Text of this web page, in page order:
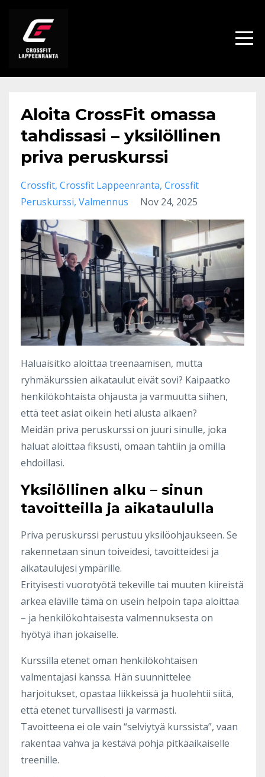
Aloita CrossFit omassa
tahdissasi – yksilöllinen
priva peruskurssi
Crossfit Crossfit Lappeenranta Crossfit
Peruskurssi Valmennus Nov 24, 2025
Haluaisitko aloittaa treenaamisen, mutta
ryhmäkurssien aikataulut eivät sovi? Kaipaatko
henkilökohtaista ohjausta ja varmuutta siihen,
että teet asiat oikein heti alusta alkaen?
Meidän priva peruskurssi on juuri sinulle, joka
haluat aloittaa fiksusti, omaan tahtiin ja omilla
ehdoillasi.
Yksilöllinen alku – sinun
tavoitteilla ja aikataululla
Priva peruskurssi perustuu yksilöohjaukseen. Se
rakennetaan sinun toiveidesi, tavoitteidesi ja
aikataulujesi ympärille.
Erityisesti vuorotyötä tekeville tai muuten kiireistä
arkea eläville tämä on usein helpoin tapa aloittaa
– ja henkilökohtaisesta valmennuksesta on
hyötyä ihan jokaiselle.
Kurssilla etenet oman henkilökohtaisen
valmentajasi kanssa. Hän suunnittelee
harjoitukset, opastaa liikkeissä ja huolehtii siitä,
että etenet turvallisesti ja varmasti.
Tavoitteena ei ole vain “selviytyä kurssista”, vaan
rakentaa vahva ja kestävä pohja pitkäaikaiselle
treenille.